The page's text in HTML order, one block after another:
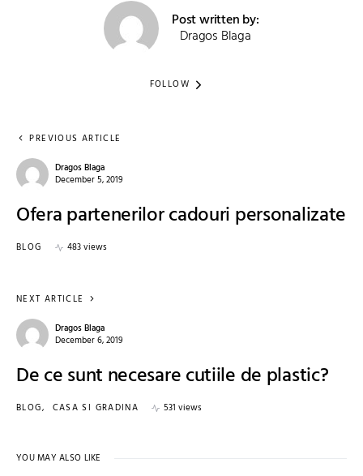
Post written by:
Dragos Blaga
FOLLOW
PREVIOUS ARTICLE
Dragos Blaga
December 5, 2019
Ofera partenerilor cadouri personalizate
BLOG 483 views
NEXT ARTICLE
Dragos Blaga
December 6, 2019
De ce sunt necesare cutiile de plastic?
BLOG CASA SI GRADINA 531 views
YOU MAY ALSO LIKE